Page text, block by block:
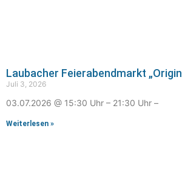
Laubacher Feierabendmarkt
Juli 3, 2026
03.07.2026 @ 15:30 Uhr – 21:30 Uhr –
Weiterlesen »